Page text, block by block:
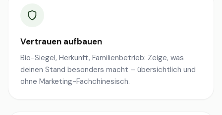
Vertrauen aufbauen
Bio-Siegel, Herkunft, Familienbetrieb: Zeige, was
deinen Stand besonders macht – übersichtlich und
ohne Marketing-Fachchinesisch.